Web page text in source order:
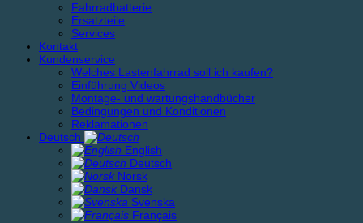
Fahrradbatterie
Ersatzteile
Services
Kontakt
Kundenservice
Welches Lastenfahrrad soll ich kaufen?
Einführung Videos
Montage- und wartungshandbücher
Bedingungen und Konditionen
Reklamationen
Deutsch
English
Deutsch
Norsk
Dansk
Svenska
Français